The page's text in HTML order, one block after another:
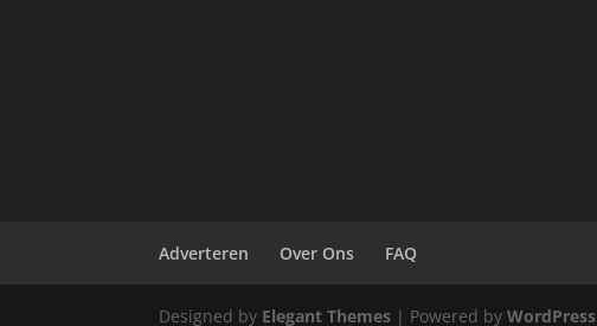
Adverteren Over Ons FAQ
Designed by Elegant Themes | Powered byWordPress